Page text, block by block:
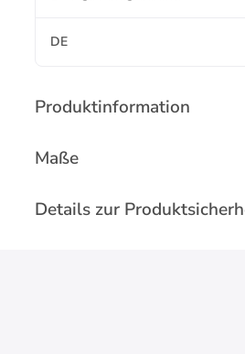
DE
Produktinformation
Maße
Details zur